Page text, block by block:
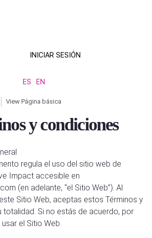
de
cuenta
de
INICIAR SESIÓN
ES EN
View Página básica
y condiciones
regula el uso del sitio web de
Impact accesible en
(en adelante, “el Sitio Web”). Al
Sitio Web, aceptas estos Términos y
totalidad. Si no estás de acuerdo, por
el Sitio Web.